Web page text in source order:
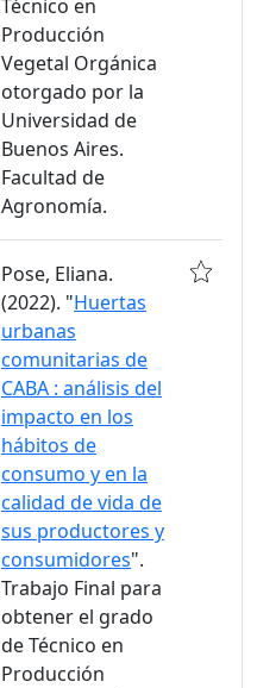
Técnico en
Producción
Vegetal Orgánica
otorgado por la
Universidad de
Buenos Aires.
Facultad de
Agronomía.
Pose, Eliana.
(2022). "Huertas
urbanas
comunitarias de
CABA : análisis del
impacto en los
hábitos de
consumo y en la
calidad de vida de
sus productores y
consumidores".
Trabajo Final para
obtener el grado
de Técnico en
Producción